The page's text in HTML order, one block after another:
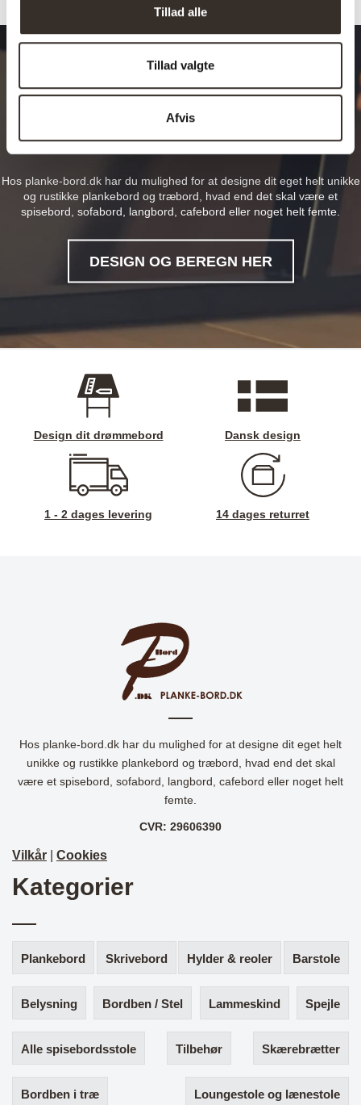
Tillad alle
Tillad valgte
Afvis
Design dit drømmebord
Hos planke-bord.dk har du mulighed for at designe dit eget helt unikke
og rustikke plankebord og træbord, hvad end det skal være et
spisebord, sofabord, langbord, cafebord eller noget helt femte.
DESIGN OG BEREGN HER
Design dit drømmebord Dansk design
1 - 2 dages levering 14 dages returret
Hos planke-bord.dk har du mulighed for at designe dit eget helt
unikke og rustikke plankebord og træbord, hvad end det skal
være et spisebord, sofabord, langbord, cafebord eller noget helt
femte.
CVR: 29606390
Vilkår Cookies
Kategorier
Plankebord Skrivebord Hylder & reoler Barstole
Belysning Bordben / Stel Lammeskind Spejle
Alle spisebordsstole Tilbehør Skærebrætter
Bordben i træ Loungestole og lænestole